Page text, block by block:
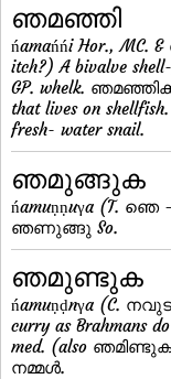
ഞമഞ്ഞി
ńamańńi Hor., MC.
itch?) A bivalve
GP. whelk.
that lives on
fresh- water snail.
ഞമുങ്ങുക
ńamuṇṇuγa (T. ഞെ
ഞണുങ്ങു So.
ഞമുണ്ടുക
ńamuṇḍnγa (C.
curry as
med. (also
നമ്മള്‍.